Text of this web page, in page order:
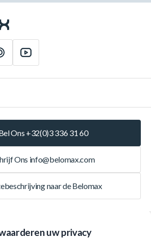
uw privacy
Ons +32(0)3 336 31 60
Ons info@belomax.com
naar de Belomax